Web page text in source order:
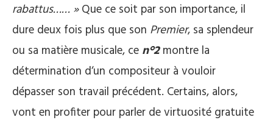
rabattus…… »Que ce soit par son importance, il
dure deux fois plus que son Premier, sa splendeur
ou sa matière musicale, ce n°2montre la
détermination d‘un compositeur à vouloir
dépasser son travail précédent. Certains, alors,
vont en profiter pour parler de virtuosité gratuite